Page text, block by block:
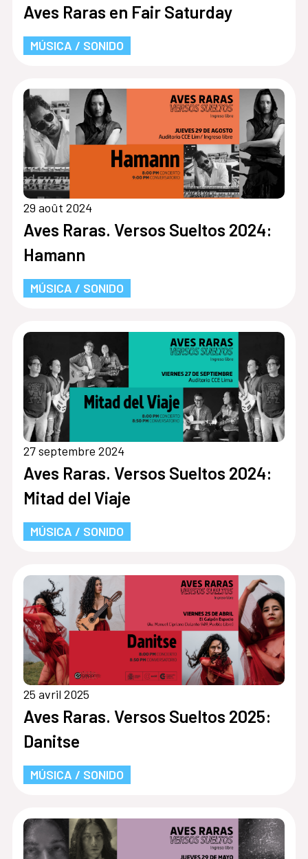
Aves Raras en Fair Saturday
MÚSICA / SONIDO
29 août 2024
Aves Raras. Versos Sueltos 2024:
Hamann
MÚSICA / SONIDO
27 septembre 2024
Aves Raras. Versos Sueltos 2024:
Mitad del Viaje
MÚSICA / SONIDO
25 avril 2025
Aves Raras. Versos Sueltos 2025:
Danitse
MÚSICA / SONIDO